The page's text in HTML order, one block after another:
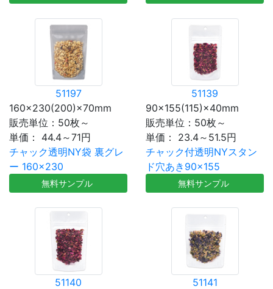
51197
160×230(200)×70mm
販売単位：50枚～
単価：
44.4～71円
チャック透明NY袋 裏グレ
ー 160×230
無料サンプル
51139
90×155(115)×40mm
販売単位：50枚～
単価：
23.4～51.5円
チャック付透明NYスタン
ド穴あき90×155
無料サンプル
51140
51141